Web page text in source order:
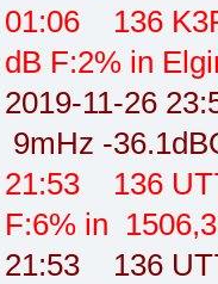
01:06 136
dB F:2% in
2019-11-26
9mHz -
21:53 136
F:6% in
21:53 136